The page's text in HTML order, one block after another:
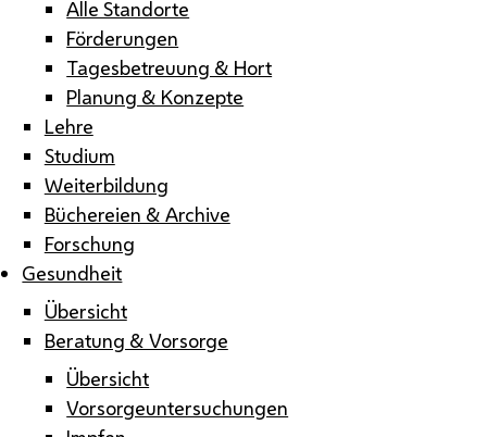
Alle Standorte
Förderungen
Tagesbetreuung & Hort
Planung & Konzepte
Lehre
Studium
Weiterbildung
Büchereien & Archive
Forschung
Gesundheit
Übersicht
Beratung & Vorsorge
Übersicht
Vorsorgeuntersuchungen